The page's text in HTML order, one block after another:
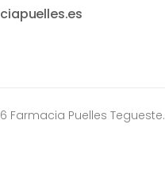
Farmacia Puelles Tegueste.